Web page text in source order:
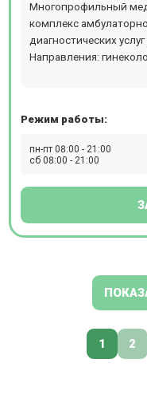
Многопрофильный
комплекс
диагностических
Направления:
(ЛОР),
Режим работы:
пн-пт 08:00 - 21:00
сб 08:00 - 21:00
1 2